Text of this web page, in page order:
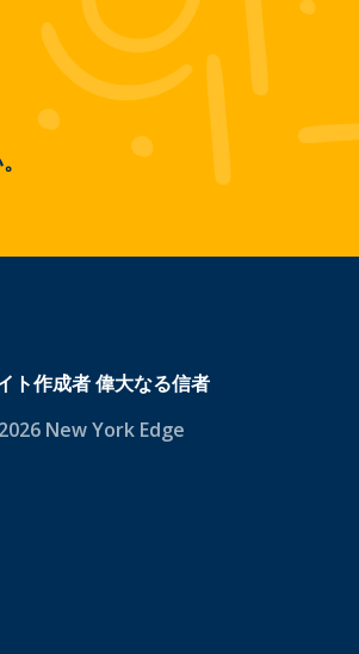
ト作成者偉大なる信者
New York Edge